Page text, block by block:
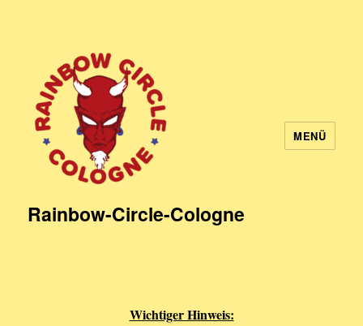
Rainbow-Circle-Cologne
MENÜ
Wichtiger Hinweis: